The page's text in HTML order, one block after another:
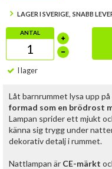
LAGER I SVERIGE, SNABB
ANTAL
I lager
Låt barnrummet lysa upp
formad som en brödrost
Lampan sprider ett mjukt
känna sig trygg under
dekorativ detalj i rummet.
Nattlampan är CE-märkt